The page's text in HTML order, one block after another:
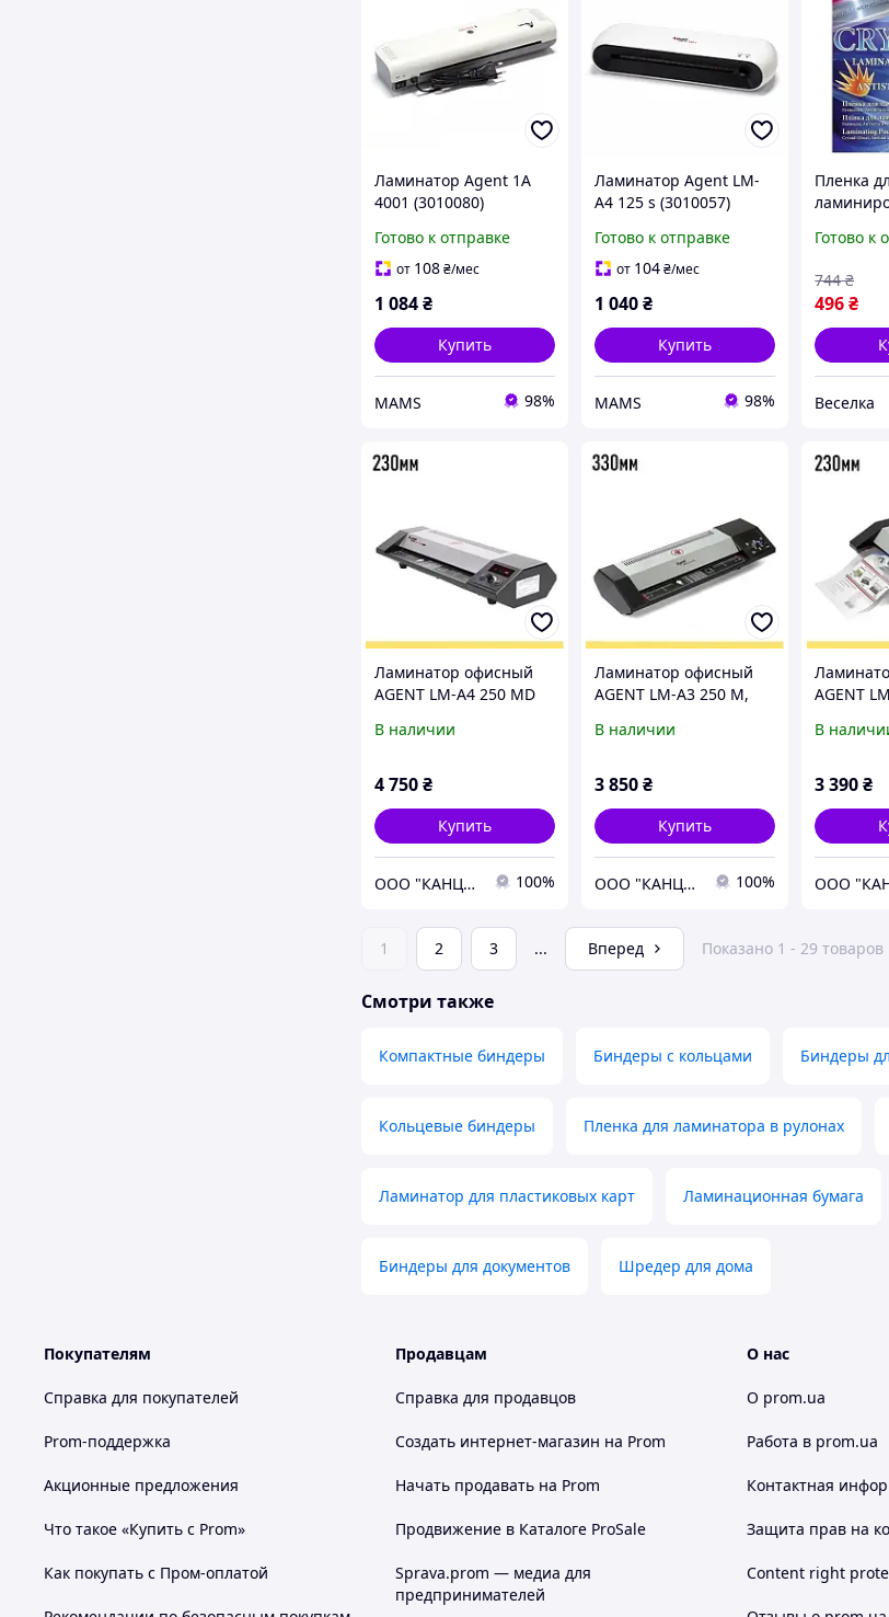
Ламинатор Agent 1A
4001 (3010080)
Готово к отправке
от 108₴/мес
1 084₴
Купить
MAMS 98%
Ламинатор Agent LM-
A4 125 s (3010057)
Готово к отправке
от 104₴/мес
1 040₴
Купить
MAMS 98%
Пленка
для
Готово к
496₴
744 ₴
Веселка
Ламинатор офисный
AGENT LM-A4 250 MD
В наличии
4 750₴
Купить
ООО "КАНЦЕЛОТ" 100%
Ламинатор офисный
AGENT LM-A3 250 M,
В наличии
3 850₴
Купить
ООО "КАНЦЕЛОТ" 100%
AGENT
В
3 390₴
1 2 3 ... Вперед Показано 1 - 29 товаров
Смотри также
Компактные биндеры Биндеры с кольцами Биндеры
Кольцевые биндеры Пленка для ламинатора в рулонах
Ламинатор для пластиковых карт Ламинационная бумага
Биндеры для документов Шредер для дома
Покупателям
Справка для покупателей
Prom-поддержка
Акционные предложения
Что такое «Купить с Prom»
Как покупать с Пром-оплатой
Продавцам
Справка для продавцов
Создать интернет-магазин на Prom
Начать продавать на Prom
Продвижение в Каталоге ProSale
Sprava.prom — медиа для
предпринимателей
О нас
О prom.ua
Работа в prom.ua
Контактная
Защита прав на
Content right